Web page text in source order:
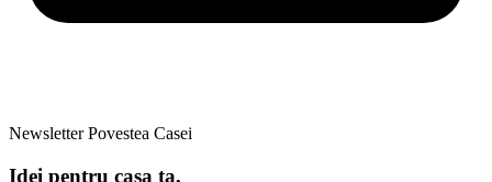
Newsletter Povestea Casei
Idei pentru casa ta,